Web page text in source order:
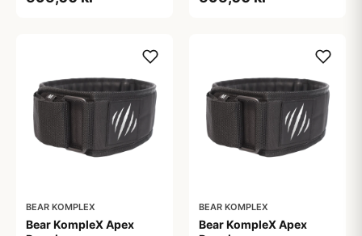
BEAR KOMPLEX
Bear KompleX Apex
BEAR KOMPLEX
Bear KompleX Apex